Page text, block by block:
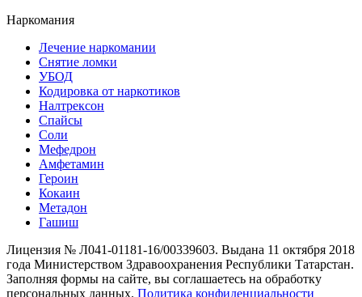
Наркомания
Лечение наркомании
Снятие ломки
УБОД
Кодировка от наркотиков
Налтрексон
Спайсы
Соли
Мефедрон
Амфетамин
Героин
Кокаин
Метадон
Гашиш
Лицензия № Л041-01181-16/00339603. Выдана 11 октября 2018
года Министерством Здравоохранения Республики Татарстан.
Заполняя формы на сайте, вы соглашаетесь на обработку
персональных данных. Политика конфиденциальности